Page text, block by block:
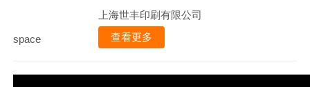
space
上海世丰印刷有限公司
查看更多